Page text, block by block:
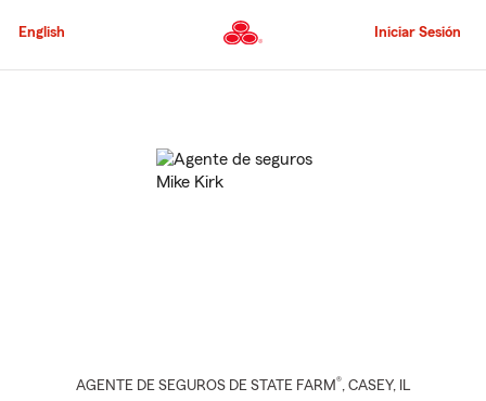
al
principal
English Iniciar Sesión
AGENTE DE SEGUROS DE STATE FARM®, CASEY, IL